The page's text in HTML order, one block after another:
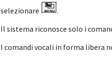
selezionare
.
Il sistema riconosce solo i
I comandi vocali in forma libera